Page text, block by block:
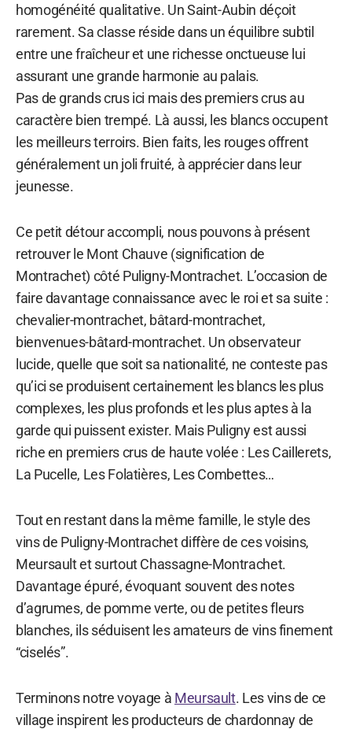
homogénéité qualitative. Un Saint-Aubin déçoit
rarement. Sa classe réside dans un équilibre subtil
entre une fraîcheur et une richesse onctueuse lui
assurant une grande harmonie au palais.
Pas de grands crus ici mais des premiers crus au
caractère bien trempé. Là aussi, les blancs occupent
les meilleurs terroirs. Bien faits, les rouges offrent
généralement un joli fruité, à apprécier dans leur
jeunesse.
Ce petit détour accompli, nous pouvons à présent
retrouver le Mont Chauve (signification de
Montrachet) côté Puligny-Montrachet. L’occasion de
faire davantage connaissance avec le roi et sa suite :
chevalier-montrachet, bâtard-montrachet,
bienvenues-bâtard-montrachet. Un observateur
lucide, quelle que soit sa nationalité, ne conteste pas
qu’ici se produisent certainement les blancs les plus
complexes, les plus profonds et les plus aptes à la
garde qui puissent exister. Mais Puligny est aussi
riche en premiers crus de haute volée : Les Caillerets,
La Pucelle, Les Folatières, Les Combettes…
Tout en restant dans la même famille, le style des
vins de Puligny-Montrachet diffère de ces voisins,
Meursault et surtout Chassagne-Montrachet.
Davantage épuré, évoquant souvent des notes
d’agrumes, de pomme verte, ou de petites fleurs
blanches, ils séduisent les amateurs de vins finement
“ciselés”.
Terminons notre voyage à Meursault. Les vins de ce
village inspirent les producteurs de chardonnay de